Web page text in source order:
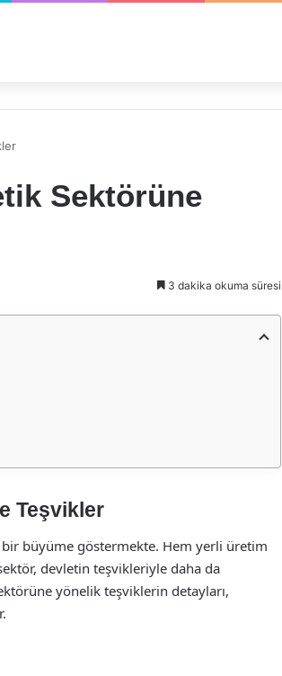
Sektörüne
3 dakika okuma süresi
Teşvikler
büyüme göstermekte. Hem yerli üretim
devletin teşvikleriyle daha da
yönelik teşviklerin detayları,